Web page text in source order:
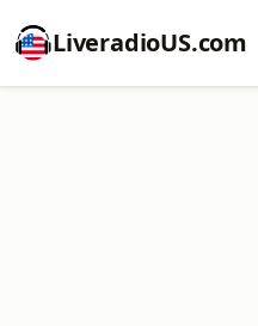
LiveradioUS.com